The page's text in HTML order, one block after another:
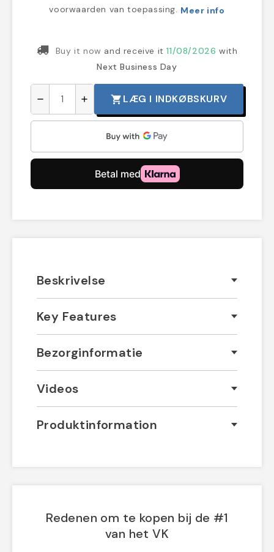
voorwaarden van toepassing. Meer info
Buy it now and receive it11/08/2026 with
Next Business Day
remove add shopping_cart LÆG I INDKØBSKURV
Beskrivelse
Key Features
Bezorginformatie
Videos
Produktinformation
Redenen om te kopen bij de #1
van het VK